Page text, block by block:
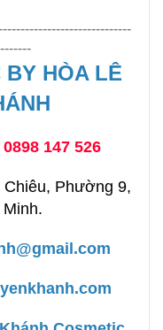
BY HÒA LÊ
0898 147 526
Chiêu, Phường 9,